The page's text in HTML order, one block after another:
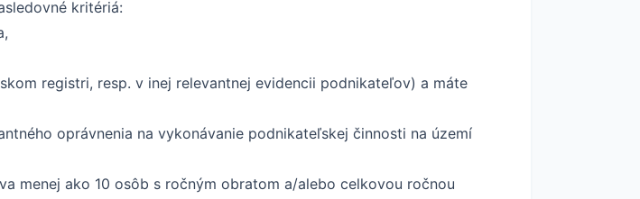
kritériá:
registri, resp. v inej relevantnej evidencii podnikateľov) a máte
oprávnenia na vykonávanie podnikateľskej činnosti na území
menej ako 10 osôb s ročným obratom a/alebo celkovou ročnou